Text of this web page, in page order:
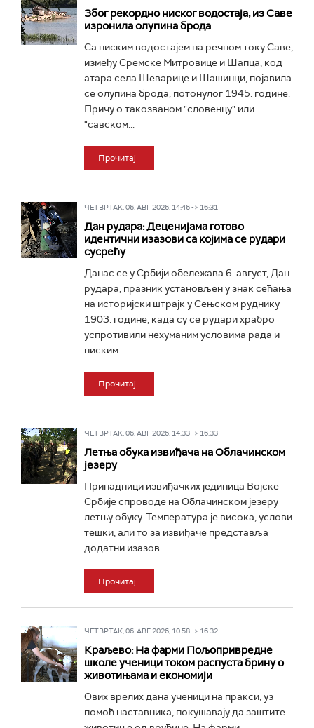
Због рекордно ниског водостаја, из Саве
изронила олупина брода
Са ниским водостајем на речном току Саве,
између Сремске Митровице и Шапца, код
атара села Шеварице и Шашинци, појавила
се олупина брода, потонулог 1945. године.
Причу о такозваном "словенцу" или
"савском...
Прочитај
ЧЕТВРТАК, 06. АВГ 2026, 14:46 -> 16:31
Дан рудара: Деценијама готово
идентични изазови са којима се рудари
сусрећу
Данас се у Србији обележава 6. август, Дан
рудара, празник установљен у знак сећања
на историјски штрајк у Сењском руднику
1903. године, када су се рудари храбро
успротивили нехуманим условима рада и
ниским...
Прочитај
ЧЕТВРТАК, 06. АВГ 2026, 14:33 -> 16:33
Летња обука извиђача на Облачинском
језеру
Припадници извиђачких јединица Војске
Србије спроводе на Облачинском језеру
летњу обуку. Температура је висока, услови
тешки, али то за извиђаче представља
додатни изазов...
Прочитај
ЧЕТВРТАК, 06. АВГ 2026, 10:58 -> 16:32
Краљево: На фарми Пољопривредне
школе ученици током распуста брину о
животињама и економији
Ових врелих дана ученици на пракси, уз
помоћ наставника, покушавају да заштите